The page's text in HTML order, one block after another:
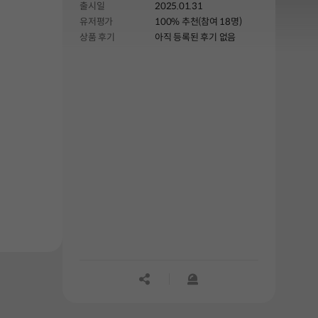
출시일
2025.01.31
유저평가
100% 추천(참여 18명)
상품 후기
아직 등록된 후기 없음
공유하기신고하기